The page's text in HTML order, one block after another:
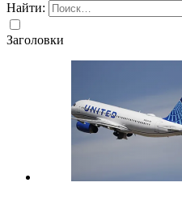
Найти:
Заголовки